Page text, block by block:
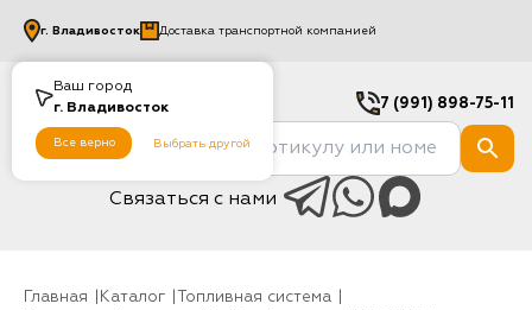
Ваш город
г. Владивосток
Все верно Выбрать другой
г. Владивосток Доставка транспортной компанией
7 (991) 898-75-11
Связаться с нами
Главная Каталог
Топливная система